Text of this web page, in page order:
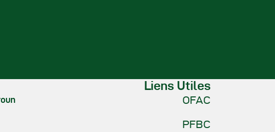
Liens Utiles
OFAC
PFBC